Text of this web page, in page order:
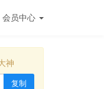
会员中心
神
复制